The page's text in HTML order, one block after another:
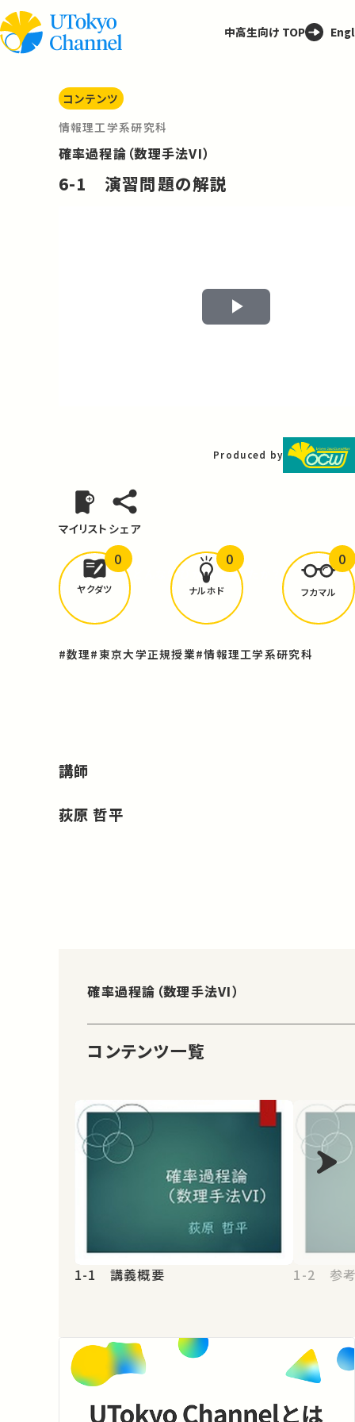
中高生向け TOP
コンテンツ
情報理工学系研究科
確率過程論（数理手法VI）
6-1 演習問題の解説
Play
Produced by
マイリスト シェア
どんな学びがありましたか？
ヤクダツ
0
ナルホド
0
フカマル
0
#数理#東京大学正規授業#情報理工学系研究科
講師
荻原 哲平
確率過程論（数理手法VI）
コンテンツ一覧
1-1 講義概要 1-2 参